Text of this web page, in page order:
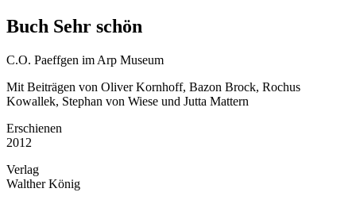
Buch Sehr schön
C.O. Paeffgen im Arp Museum
Mit Beiträgen von Oliver Kornhoff, Bazon Brock, Rochus
Kowallek, Stephan von Wiese und Jutta Mattern
Erschienen
2012
Verlag
Walther König